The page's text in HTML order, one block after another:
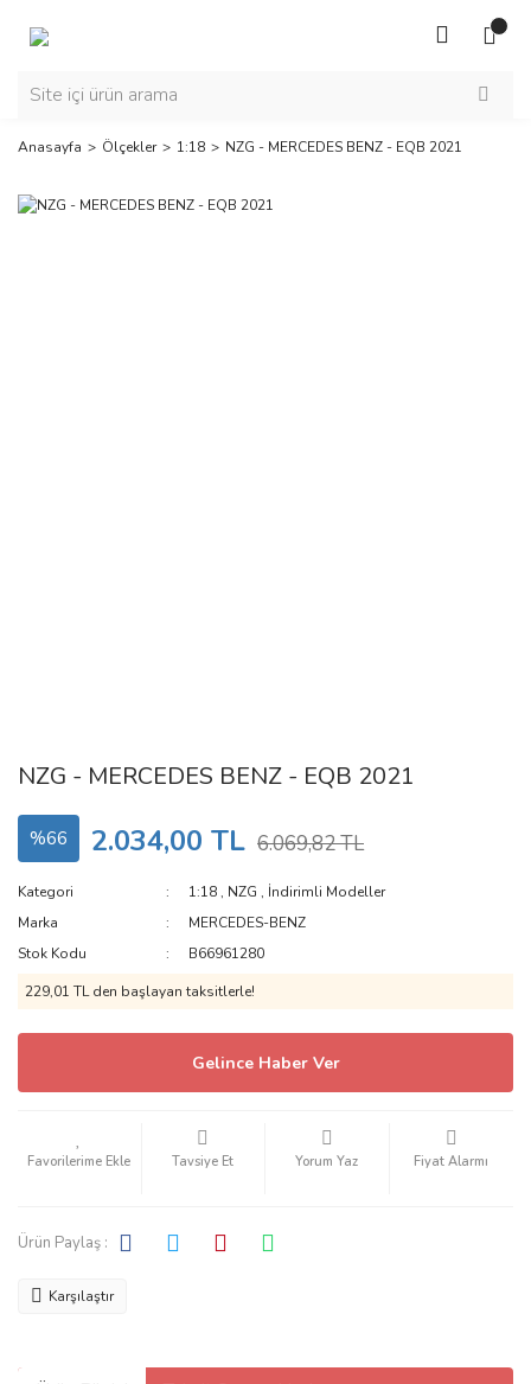
Anasayfa Ölçekler 1:18 NZG - MERCEDES BENZ - EQB 2021
NZG - MERCEDES BENZ - EQB 2021
%66 2.034,00 TL 6.069,82 TL
Kategori 1:18 , NZG , İndirimli Modeller
Marka
MERCEDES-BENZ
Stok Kodu
B66961280
229,01 TL den başlayan taksitlerle!
Gelince Haber Ver
Tavsiye Et Yorum Yaz Fiyat Alarmı
Ürün Paylaş :
Karşılaştır